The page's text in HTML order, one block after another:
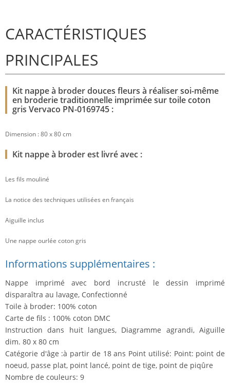
CARACTÉRISTIQUES
PRINCIPALES
Kit nappe à broder douces fleurs à réaliser soi-même
en broderie traditionnelle imprimée sur toile coton
gris Vervaco PN-0169745 :
Dimension : 80 x 80 cm
Kit nappe à broder est livré avec :
Les fils mouliné
La notice des techniques utilisées en français
Aiguille inclus
Une nappe ourlée coton gris
Informations supplémentaires :
Nappe imprimé avec bord incrusté le dessin imprimé
disparaîtra au lavage, Confectionné
Toile à broder: 100% coton
Carte de fils : 100% coton DMC
Instruction dans huit langues, Diagramme agrandi, Aiguille
dim. 80 x 80 cm
Catégorie d'âge :à partir de 18 ans Point utilisé: Point: point de
noeud, passe plat, point lancé, point de tige, point de piqûre
Nombre de couleurs: 9